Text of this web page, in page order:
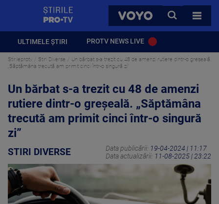
VOYO
CAUTA
TOATE
ULTIMELE ȘTIRI PROTV NEWS LIVE
Stirileprotv Stiri Diverse
Un bărbat s-a trezit cu 48 de amenzi rutiere dintr-o greșeală.
„Săptămâna trecută am primit cinci într-o singură zi”
Un bărbat s-a trezit cu 48 de amenzi
rutiere dintr-o greșeală. „Săptămâna
trecută am primit cinci într-o singură
zi”
STIRI DIVERSE Data publicării: 19-04-2024 | 11:17
Data actualizării: 11-08-2025 | 23:22